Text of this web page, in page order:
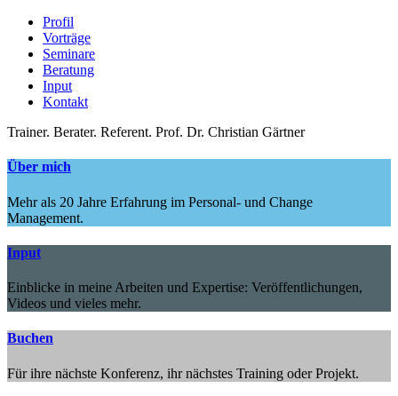
Profil
Vorträge
Seminare
Beratung
Input
Kontakt
Trainer. Berater. Referent. Prof. Dr. Christian Gärtner
Über mich
Mehr als 20 Jahre Erfahrung im Personal- und Change
Management.
Input
Einblicke in meine Arbeiten und Expertise: Veröffentlichungen,
Videos und vieles mehr.
Buchen
Für ihre nächste Konferenz, ihr nächstes Training oder Projekt.